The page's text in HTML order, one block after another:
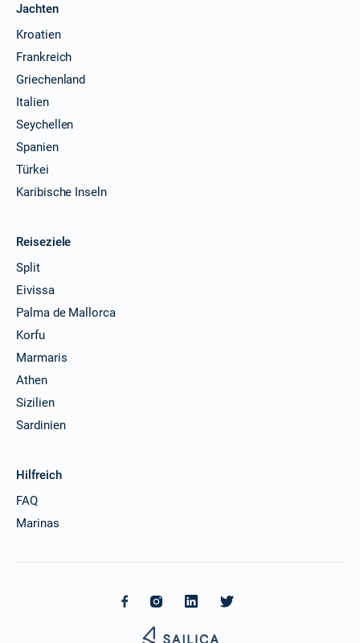
Jachten
Kroatien
Frankreich
Griechenland
Italien
Seychellen
Spanien
Türkei
Karibische Inseln
Reiseziele
Split
Eivissa
Palma de Mallorca
Korfu
Marmaris
Athen
Sizilien
Sardinien
Hilfreich
FAQ
Marinas